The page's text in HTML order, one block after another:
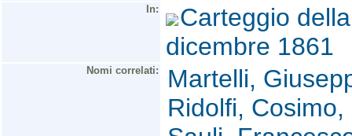
In:
Carteggio
dicembre 1861
Nomi correlati:
Martelli,
Ridolfi,